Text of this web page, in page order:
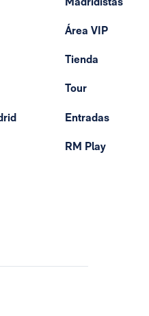
Área VIP
Tienda
Tour
Entradas
RM Play